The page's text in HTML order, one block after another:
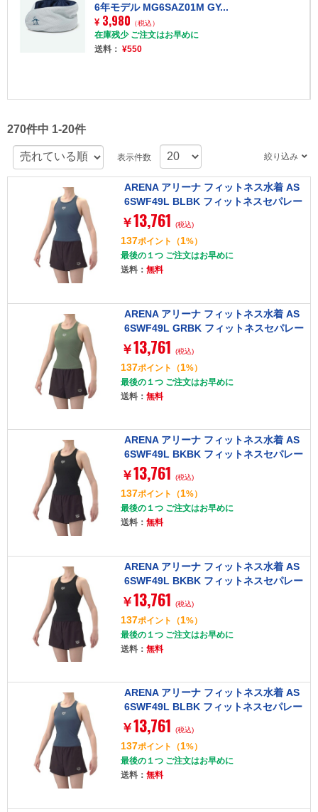
6年モデル MG6SAZ01M GY...
¥ 3,980 （税込）
在庫残少 ご注文はお早めに
送料：¥550
270件中 1-20件
表示件数 絞り込み
ARENA アリーナ フィットネス水着 AS
6SWF49L BLBK フィットネスセパレー
ト(Yバック・ミドルレッグ・差し込みパ
ッド) O ブルー×ブラック レディース
￥13,761 (税込)
137ポイント （1%）
最後の１つ ご注文はお早めに
送料： 無料
ARENA アリーナ フィットネス水着 AS
6SWF49L GRBK フィットネスセパレー
ト(Yバック・ミドルレッグ・差し込みパ
ッド) O グリーン×ブラック レディース
￥13,761 (税込)
137ポイント （1%）
最後の１つ ご注文はお早めに
送料： 無料
ARENA アリーナ フィットネス水着 AS
6SWF49L BKBK フィットネスセパレー
ト(Yバック・ミドルレッグ・差し込みパ
ッド) L ブラック×ブラック レディース
￥13,761 (税込)
137ポイント （1%）
最後の１つ ご注文はお早めに
送料： 無料
ARENA アリーナ フィットネス水着 AS
6SWF49L BKBK フィットネスセパレー
ト(Yバック・ミドルレッグ・差し込みパ
ッド) O ブラック×ブラック レディース
￥13,761 (税込)
137ポイント （1%）
最後の１つ ご注文はお早めに
送料： 無料
ARENA アリーナ フィットネス水着 AS
6SWF49L BLBK フィットネスセパレー
ト(Yバック・ミドルレッグ・差し込みパ
ッド) M ブルー×ブラック レディース
￥13,761 (税込)
137ポイント （1%）
最後の１つ ご注文はお早めに
送料： 無料